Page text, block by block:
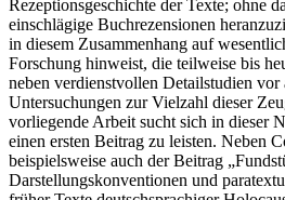
Rezeptionsgeschichte der Texte; ohne
einschlägige Buchrezensionen
in diesem Zusammenhang auf
Forschung hinweist, die teilweise bis
neben verdienstvollen Detailstudien vor
Untersuchungen zur Vielzahl dieser
vorliegende Arbeit sucht sich in dieser
einen ersten Beitrag zu leisten. Neben
beispielsweise auch der Beitrag
Darstellungskonventionen und